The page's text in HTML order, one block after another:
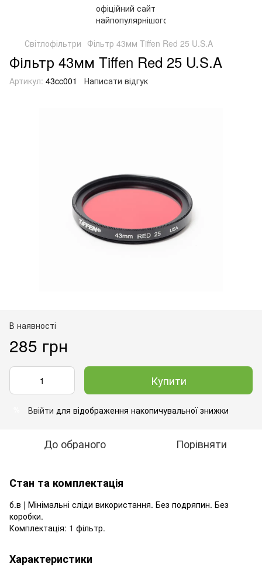
Світлофільтри Фільтр 43мм Tiffen Red 25 U.S.A
Фільтр 43мм Tiffen Red 25 U.S.A
Артикул: 43cc001 Написати відгук
В наявності
285 грн
Купити
Ввійти для відображення накопичувальної знижки
До обраного Порівняти
Стан та комплектація
б.в | Мінімальні сліди використання. Без подряпин. Без
коробки.
Комплектація: 1 фільтр.
Характеристики